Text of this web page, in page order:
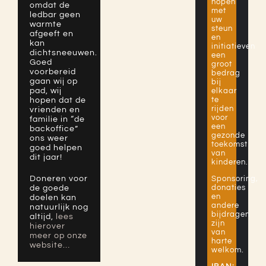
omdat de
ledbar geen
warmte
afgeeft en
kan
dichtsneeuwen.
Goed
voorbereid
gaan wij op
pad, wij
hopen dat de
vrienden en
familie in “de
backoffice”
ons weer
goed helpen
dit jaar!
Doneren voor
de goede
doelen kan
natuurlijk nog
altijd,
lees
hierover
meer op onze
website…
hopen
met
uw
steun
en
initiatieven
een
groot
bedrag
bij
elkaar
te
rijden
voor
een
gezonde
toekomst
van
kinderen.
Sponsoring,
donaties
en
andere
bijdragen
zijn
van
harte
welkom.